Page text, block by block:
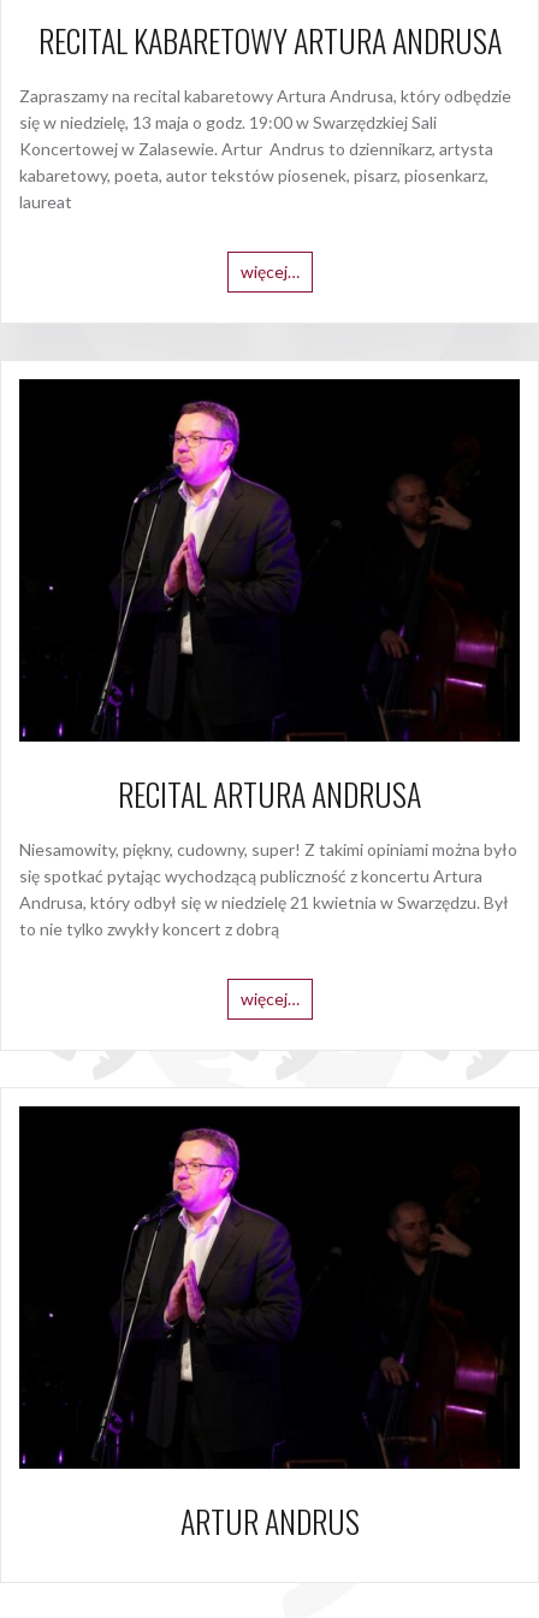
RECITAL KABARETOWY ARTURA ANDRUSA
Zapraszamy na recital kabaretowy Artura Andrusa, który odbędzie
się w niedzielę, 13 maja o godz. 19:00 w Swarzędzkiej Sali
Koncertowej w Zalasewie. Artur Andrus to dziennikarz, artysta
kabaretowy, poeta, autor tekstów piosenek, pisarz, piosenkarz,
laureat
więcej…
RECITAL ARTURA ANDRUSA
Niesamowity, piękny, cudowny, super! Z takimi opiniami można było
się spotkać pytając wychodzącą publiczność z koncertu Artura
Andrusa, który odbył się w niedzielę 21 kwietnia w Swarzędzu. Był
to nie tylko zwykły koncert z dobrą
więcej…
ARTUR ANDRUS